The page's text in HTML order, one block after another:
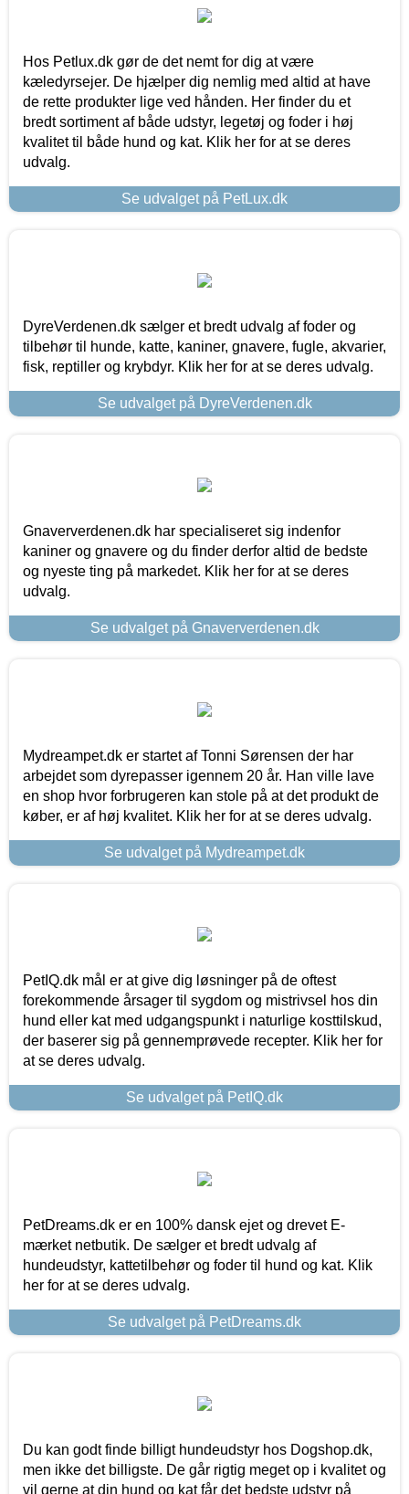
Hos Petlux.dk gør de det nemt for dig at være
kæledyrsejer. De hjælper dig nemlig med altid at have
de rette produkter lige ved hånden. Her finder du et
bredt sortiment af både udstyr, legetøj og foder i høj
kvalitet til både hund og kat. Klik her for at se deres
udvalg.
Se udvalget på PetLux.dk
DyreVerdenen.dk sælger et bredt udvalg af foder og
tilbehør til hunde, katte, kaniner, gnavere, fugle, akvarier,
fisk, reptiller og krybdyr. Klik her for at se deres udvalg.
Se udvalget på DyreVerdenen.dk
Gnaververdenen.dk har specialiseret sig indenfor
kaniner og gnavere og du finder derfor altid de bedste
og nyeste ting på markedet. Klik her for at se deres
udvalg.
Se udvalget på Gnaververdenen.dk
Mydreampet.dk er startet af Tonni Sørensen der har
arbejdet som dyrepasser igennem 20 år. Han ville lave
en shop hvor forbrugeren kan stole på at det produkt de
køber, er af høj kvalitet. Klik her for at se deres udvalg.
Se udvalget på Mydreampet.dk
PetIQ.dk mål er at give dig løsninger på de oftest
forekommende årsager til sygdom og mistrivsel hos din
hund eller kat med udgangspunkt i naturlige kosttilskud,
der baserer sig på gennemprøvede recepter. Klik her for
at se deres udvalg.
Se udvalget på PetIQ.dk
PetDreams.dk er en 100% dansk ejet og drevet E-
mærket netbutik. De sælger et bredt udvalg af
hundeudstyr, kattetilbehør og foder til hund og kat. Klik
her for at se deres udvalg.
Se udvalget på PetDreams.dk
Du kan godt finde billigt hundeudstyr hos Dogshop.dk,
men ikke det billigste. De går rigtig meget op i kvalitet og
vil gerne at din hund og kat får det bedste udstyr på